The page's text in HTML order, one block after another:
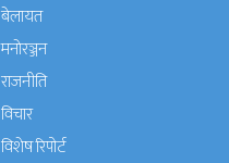
बेलायत
मनाेरञ्जन
राजनीति
विचार
विशेष रिपोर्ट